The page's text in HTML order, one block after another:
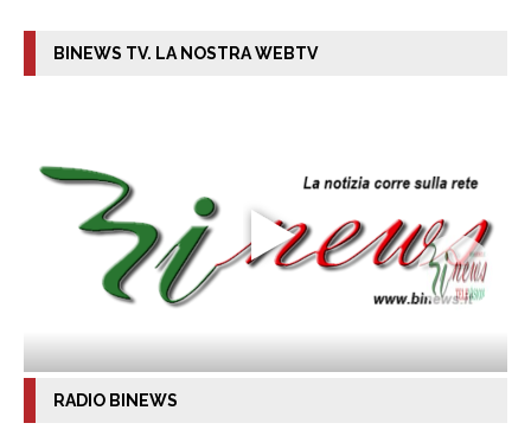
BINEWS TV. LA NOSTRA WEBTV
RADIO BINEWS